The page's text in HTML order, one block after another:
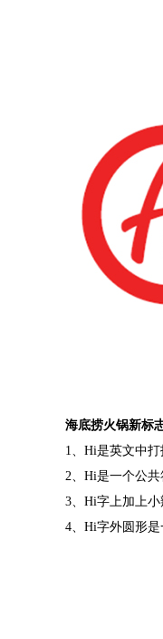
海底捞火锅新标
1、Hi是英文中
2、Hi是一个公共
3、Hi字上加上小
4、Hi字外圆形